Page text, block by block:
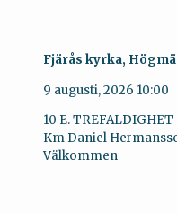
Fjärås kyrka,
9 augusti, 2026 10:00
10 E. TREFALDIGHET
Km Daniel
Välkommen